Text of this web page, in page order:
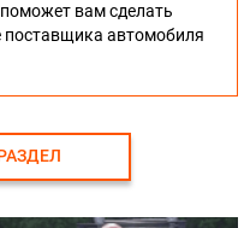
вам сделать
автомобиля